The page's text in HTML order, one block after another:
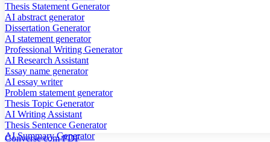
Thesis Statement Generator
AI abstract generator
Dissertation Generator
AI statement generator
Professional Writing Generator
AI Research Assistant
Essay name generator
AI essay writer
Problem statement generator
Thesis Topic Generator
AI Writing Assistant
Thesis Sentence Generator
AI Summary Generator
Converse com PDF